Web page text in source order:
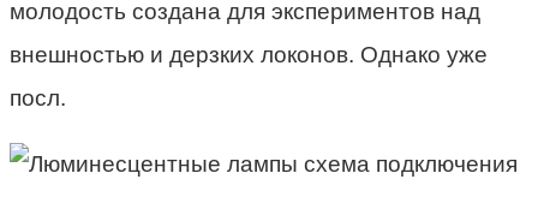
молодость создана для экспериментов над
внешностью и дерзких локонов. Однако уже
посл.